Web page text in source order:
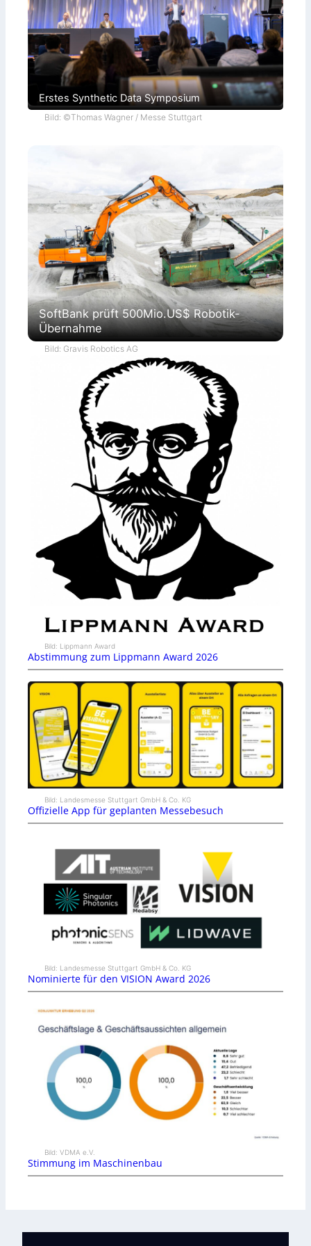
Erstes Synthetic Data Symposium
Bild: ©Thomas Wagner / Messe Stuttgart
SoftBank prüft 500Mio.US$ Robotik-
Übernahme
Bild: Gravis Robotics AG
Bild: Lippmann Award
Abstimmung zum Lippmann Award 2026
Bild: Landesmesse Stuttgart GmbH & Co. KG
Offizielle App für geplanten Messebesuch
Bild: Landesmesse Stuttgart GmbH & Co. KG
Nominierte für den VISION Award 2026
Bild: VDMA e.V.
Stimmung im Maschinenbau